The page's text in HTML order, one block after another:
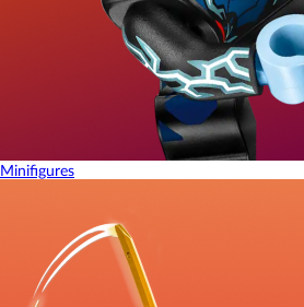
Minifigures